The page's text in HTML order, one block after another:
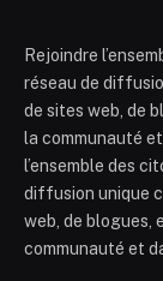
Rejoindre
réseau de
de sites web, de
la communauté
l’ensemble des
diffusion unique
web, de blogues,
communauté et